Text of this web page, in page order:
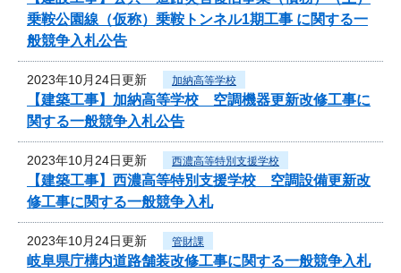
乗鞍公園線（仮称）乗鞍トンネル1期工事 に関する一
般競争入札公告
2023年10月24日更新 加納高等学校
【建築工事】加納高等学校 空調機器更新改修工事に
関する一般競争入札公告
2023年10月24日更新 西濃高等特別支援学校
【建築工事】西濃高等特別支援学校 空調設備更新改
修工事に関する一般競争入札
2023年10月24日更新 管財課
岐阜県庁構内道路舗装改修工事に関する一般競争入札